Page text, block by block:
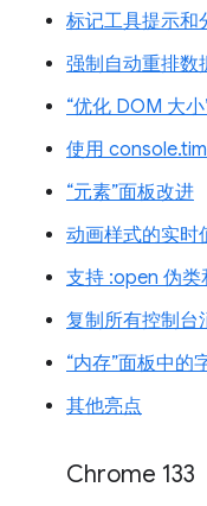
标记工具提示和
强制自动重排数
“优化 DOM 大
使用
“元素”面板改进
动画样式的实时
支持 :open 伪类
复制所有控制台
“内存”面板中的
其他亮点
Chrome 133